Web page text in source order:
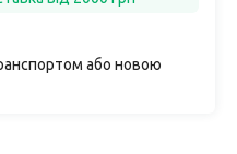
або новою